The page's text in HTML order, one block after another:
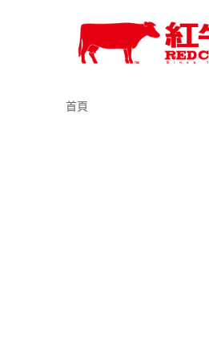
首頁